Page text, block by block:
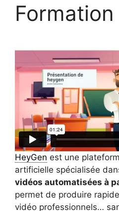
Formation
HeyGen est une
artificielle spécialisée
vidéos automatisées à
permet de produire
vidéo professionnels…